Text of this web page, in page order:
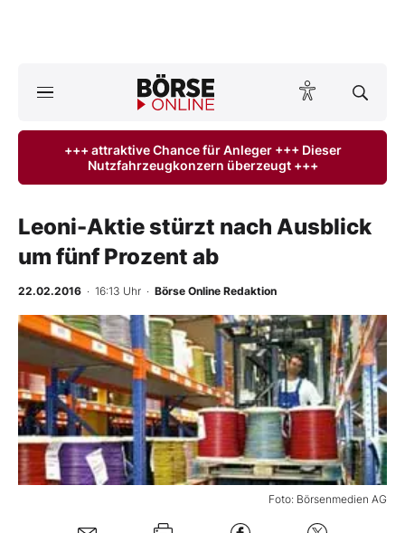
ktuelle Ausgabe BÖRSE ONLINE lesen
Anlageprodukte
Finanz-Check
BO-Musterdepots
Experten
Mein B:O
+++ attraktive Chance für Anleger +++ Dieser
Nutzfahrzeugkonzern überzeugt +++
Leoni-Aktie stürzt nach Ausblick
um fünf Prozent ab
22.02.2016 · 16:13 Uhr · Börse Online Redaktion
Foto: Börsenmedien AG
-%